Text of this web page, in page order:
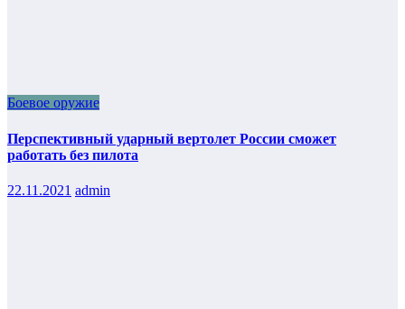
Боевое оружие
Перспективный ударный вертолет России сможет
работать без пилота
22.11.2021 admin